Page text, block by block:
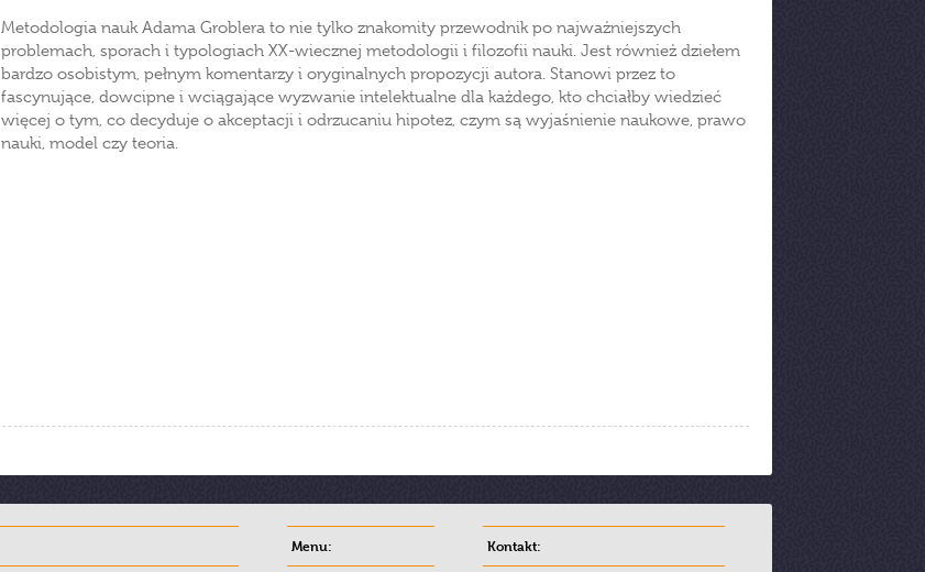
Metodologia nauk Adama Groblera to nie tylko znakomity przewodnik po najważniejszych
problemach, sporach i typologiach XX-wiecznej metodologii i filozofii nauki. Jest również dziełem
bardzo osobistym, pełnym komentarzy i oryginalnych propozycji autora. Stanowi przez to
fascynujące, dowcipne i wciągające wyzwanie intelektualne dla każdego, kto chciałby wiedzieć
więcej o tym, co decyduje o akceptacji i odrzucaniu hipotez, czym są wyjaśnienie naukowe, prawo
nauki, model czy teoria.
Menu: Kontakt: